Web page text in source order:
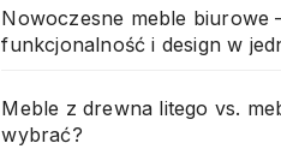
Nowoczesne meble biurowe
funkcjonalność i design w
Meble z drewna litego vs.
wybrać?